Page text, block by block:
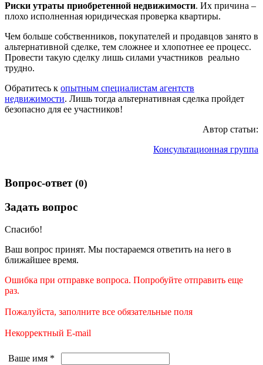
Риски утраты приобретенной недвижимости. Их причина –
плохо исполненная юридическая проверка квартиры.
Чем больше собственников, покупателей и продавцов занято в
альтернативной сделке, тем сложнее и хлопотнее ее процесс.
Провести такую сделку лишь силами участников реально
трудно.
Обратитесь к опытным специалистам агентств
недвижимости. Лишь тогда альтернативная сделка пройдет
безопасно для ее участников!
Автор статьи:
Консультационная группа
Вопрос-ответ (0)
Задать вопрос
Спасибо!
Ваш вопрос принят. Мы постараемся ответить на него в
ближайшее время.
Ошибка при отправке вопроса. Попробуйте отправить еще
раз.
Пожалуйста, заполните все обязательные поля
Некорректный E-mail
Ваше имя *